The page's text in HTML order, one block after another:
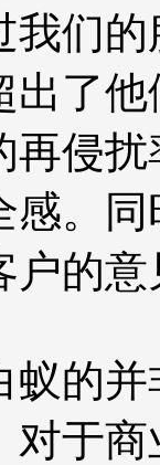
我们
出了
再侵
感。
户的
蚁的
对于